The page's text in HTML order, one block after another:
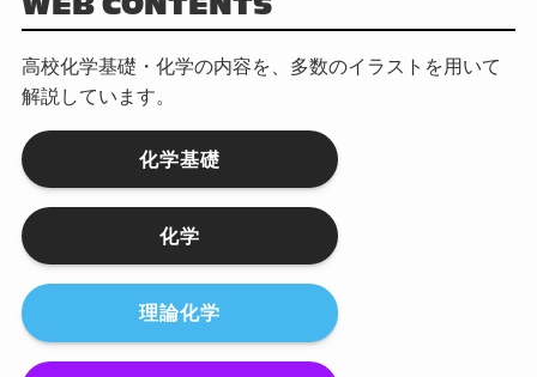
高校化学基礎・化学の内容を、多数のイラストを用いて
解説しています。
化学基礎
化学
理論化学